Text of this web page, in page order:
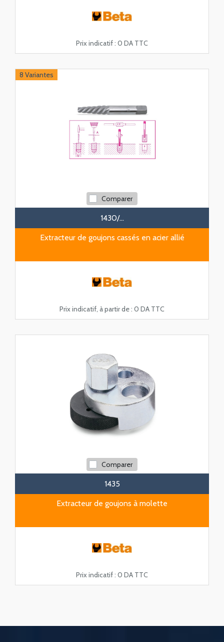
Prix indicatif : 0 DA TTC
Vidéo
8 Variantes
Comparer
1430/...
Extracteur de goujons cassés en acier allié
Prix indicatif, à partir de : 0 DA TTC
Comparer
1435
Extracteur de goujons à molette
Prix indicatif : 0 DA TTC